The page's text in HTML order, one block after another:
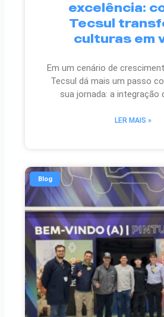
excelência:
Tecsul
culturas em
Em um cenário de
Tecsul dá mais um passo
sua jornada: a integração
LER MAIS »
Blog